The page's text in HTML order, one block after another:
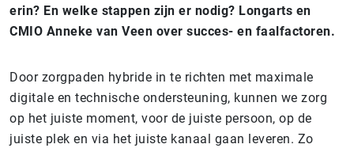
erin? En welke stappen zijn er nodig? Longarts en
CMIO Anneke van Veen over succes- en faalfactoren.
Door zorgpaden hybride in te richten met maximale
digitale en technische ondersteuning, kunnen we zorg
op het juiste moment, voor de juiste persoon, op de
juiste plek en via het juiste kanaal gaan leveren. Zo